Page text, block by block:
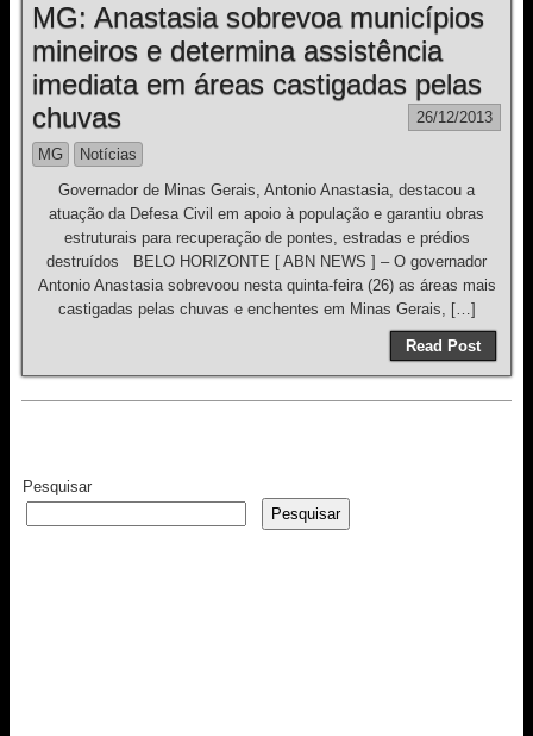
MG: Anastasia sobrevoa municípios
mineiros e determina assistência
imediata em áreas castigadas pelas
chuvas
26/12/2013
MG
Notícias
Governador de Minas Gerais, Antonio Anastasia, destacou a
atuação da Defesa Civil em apoio à população e garantiu obras
estruturais para recuperação de pontes, estradas e prédios
destruídos BELO HORIZONTE [ ABN NEWS ] – O governador
Antonio Anastasia sobrevoou nesta quinta-feira (26) as áreas mais
castigadas pelas chuvas e enchentes em Minas Gerais, […]
Read Post
Pesquisar
Pesquisar